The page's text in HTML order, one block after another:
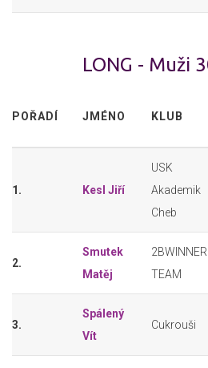
LONG - Muži
POŘADÍ JMÉNO KLUB
1. Kesl Jiří
USK
Akademik
Cheb
2.
Smutek
Matěj
2BWINNER
TEAM
3.
Spálený
Vít
Cukrouši